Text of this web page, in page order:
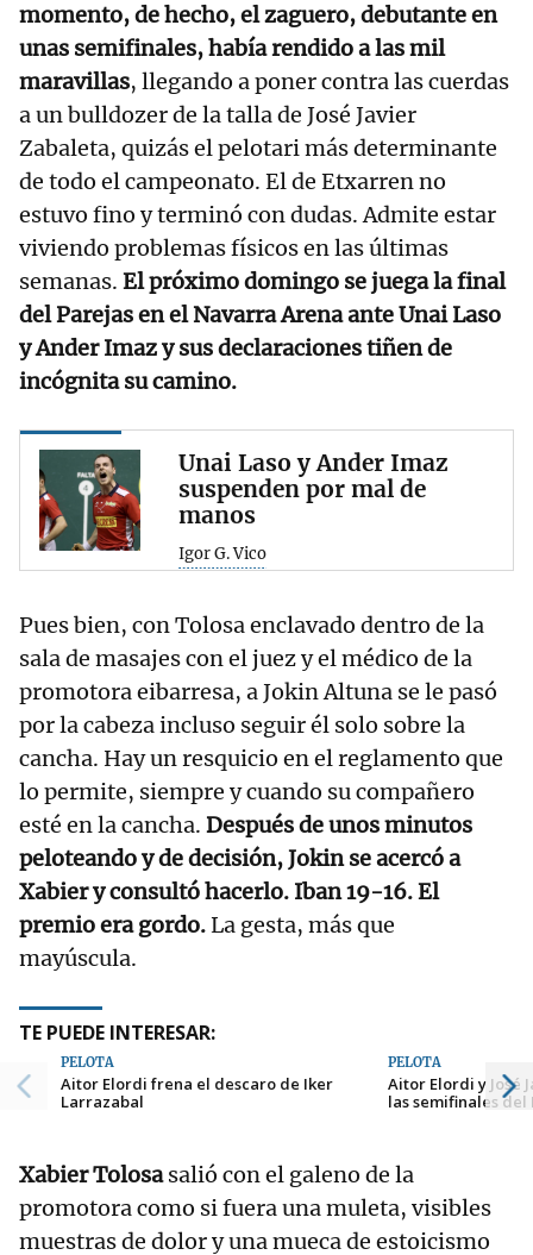
momento, de hecho, el zaguero, debutante en
unas semifinales, había rendido a las mil
maravillas, llegando a poner contra las cuerdas
a un bulldozer de la talla de José Javier
Zabaleta, quizás el pelotari más determinante
de todo el campeonato. El de Etxarren no
estuvo fino y terminó con dudas. Admite estar
viviendo problemas físicos en las últimas
semanas. El próximo domingo se juega la final
del Parejas en el Navarra Arena ante Unai Laso
y Ander Imaz y sus declaraciones tiñen de
incógnita su camino.
Unai Laso y Ander Imaz
suspenden por mal de
manos
Igor G. Vico
Pues bien, con Tolosa enclavado dentro de la
sala de masajes con el juez y el médico de la
promotora eibarresa, a Jokin Altuna se le pasó
por la cabeza incluso seguir él solo sobre la
cancha. Hay un resquicio en el reglamento que
lo permite, siempre y cuando su compañero
esté en la cancha. Después de unos minutos
peloteando y de decisión, Jokin se acercó a
Xabier y consultó hacerlo. Iban 19-16. El
premio era gordo.La gesta, más que
mayúscula.
TE PUEDE INTERESAR:
PELOTA
Aitor Elordi frena el descaro de Iker
Larrazabal
PELOTA
Aitor Elordi y José
las semifinales del
Xabier Tolosasalió con el galeno de la
promotora como si fuera una muleta, visibles
muestras de dolor y una mueca de estoicismo